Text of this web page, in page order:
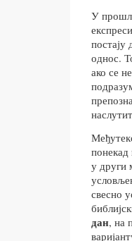
У
постају
однос.
ако се
понекад
у други
свесно
дан, на